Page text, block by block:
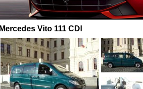
Mercedes Vito 111 CDI